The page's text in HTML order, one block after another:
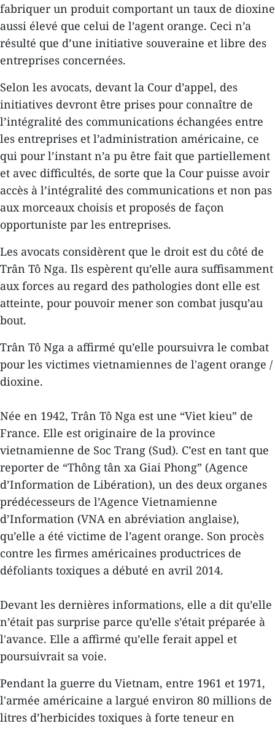
fabriquer un produit comportant un taux de dioxine
aussi élevé que celui de l’agent orange. Ceci n’a
résulté que d’une initiative souveraine et libre des
entreprises concernées.
Selon les avocats, devant la Cour d’appel, des
initiatives devront être prises pour connaître de
l’intégralité des communications échangées entre
les entreprises et l’administration américaine, ce
qui pour l’instant n’a pu être fait que partiellement
et avec difficultés, de sorte que la Cour puisse avoir
accès à l’intégralité des communications et non pas
aux morceaux choisis et proposés de façon
opportuniste par les entreprises.
Les avocats considèrent que le droit est du côté de
Trân Tô Nga. Ils espèrent qu’elle aura suffisamment
aux forces au regard des pathologies dont elle est
atteinte, pour pouvoir mener son combat jusqu’au
bout.
Trân Tô Nga a affirmé qu’elle poursuivra le combat
pour les victimes vietnamiennes de l'agent orange /
dioxine.
Née en 1942, Trân Tô Nga est une “Viet kieu” de
France. Elle est originaire de la province
vietnamienne de Soc Trang (Sud). C’est en tant que
reporter de “Thông tân xa Giai Phong” (Agence
d’Information de Libération), un des deux organes
prédécesseurs de l’Agence Vietnamienne
d’Information (VNA en abréviation anglaise),
qu’elle a été victime de l’agent orange. Son procès
contre les firmes américaines productrices de
défoliants toxiques a débuté en avril 2014.
Devant les dernières informations, elle a dit qu’elle
n’était pas surprise parce qu’elle s’était préparée à
l'avance. Elle a affirmé qu’elle ferait appel et
poursuivrait sa voie.
Pendant la guerre du Vietnam, entre 1961 et 1971,
l'armée américaine a largué environ 80 millions de
litres d’herbicides toxiques à forte teneur en